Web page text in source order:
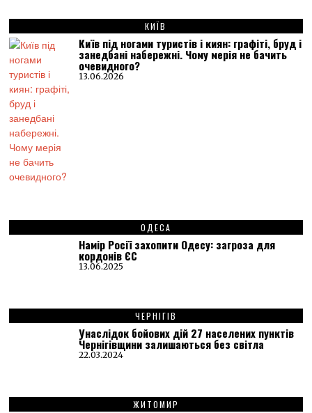
КИЇВ
Київ під ногами туристів і киян: графіті, бруд і
занедбані набережні. Чому мерія не бачить
очевидного?
13.06.2026
ОДЕСА
Намір Росії захопити Одесу: загроза для
кордонів ЄС
13.06.2025
ЧЕРНІГІВ
Унаслідок бойових дій 27 населених пунктів
Чернігівщини залишаються без світла
22.03.2024
ЖИТОМИР